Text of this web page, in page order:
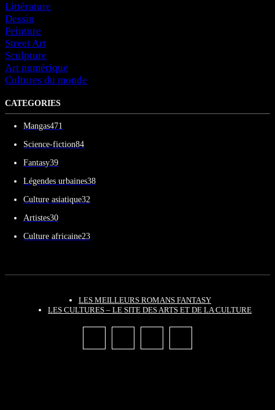
Littérature
Dessin
Peinture
Street Art
Sculpture
Art numérique
Cultures du monde
CATEGORIES
Mangas471
Science-fiction84
Fantasy39
Légendes urbaines38
Culture asiatique32
Artistes30
Culture africaine23
LES MEILLEURS ROMANS FANTASY
LES CULTURES – LE SITE DES ARTS ET DE LA CULTURE